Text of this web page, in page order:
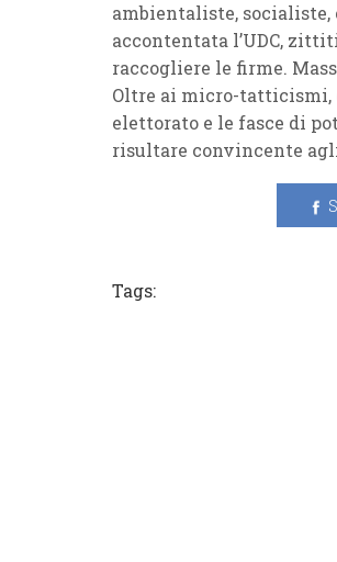
ambientaliste,
accontentata l’UDC,
raccogliere le firme.
Oltre ai micro-tatticismi,
elettorato e le fasce di
risultare convincente
Tags: